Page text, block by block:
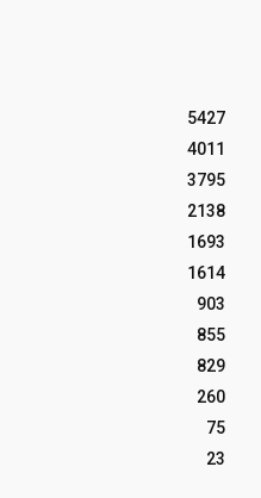
5427
4011
3795
2138
1693
1614
903
855
829
260
75
23